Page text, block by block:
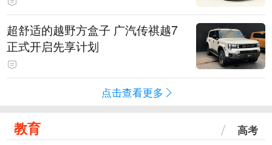
超舒适的越野方盒子 广汽传祺越7
正式开启先享计划
点击查看更多
教育 高考